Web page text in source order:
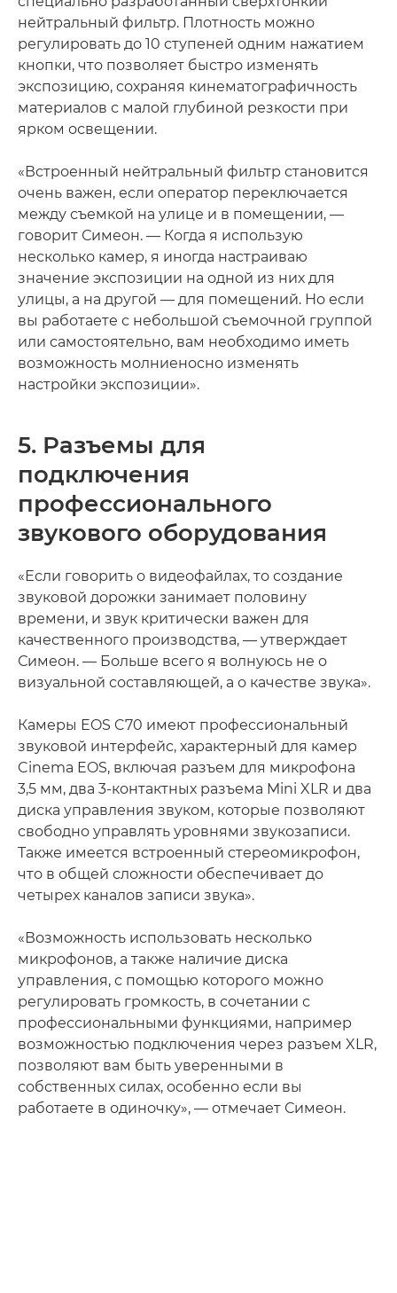
нейтральный фильтр. Плотность можно
регулировать до 10 ступеней одним нажатием
кнопки, что позволяет быстро изменять
экспозицию, сохраняя кинематографичность
материалов с малой глубиной резкости при
ярком освещении.
«Встроенный нейтральный фильтр становится
очень важен, если оператор переключается
между съемкой на улице и в помещении, —
говорит Симеон. — Когда я использую
несколько камер, я иногда настраиваю
значение экспозиции на одной из них для
улицы, а на другой — для помещений. Но если
вы работаете с небольшой съемочной группой
или самостоятельно, вам необходимо иметь
возможность молниеносно изменять
настройки экспозиции».
5. Разъемы для
подключения
профессионального
звукового оборудования
«Если говорить о видеофайлах, то создание
звуковой дорожки занимает половину
времени, и звук критически важен для
качественного производства, — утверждает
Симеон. — Больше всего я волнуюсь не о
визуальной составляющей, а о качестве звука».
Камеры EOS C70 имеют профессиональный
звуковой интерфейс, характерный для камер
Cinema EOS, включая разъем для микрофона
3,5 мм, два 3-контактных разъема Mini XLR и два
диска управления звуком, которые позволяют
свободно управлять уровнями звукозаписи.
Также имеется встроенный стереомикрофон,
что в общей сложности обеспечивает до
четырех каналов записи звука».
«Возможность использовать несколько
микрофонов, а также наличие диска
управления, с помощью которого можно
регулировать громкость, в сочетании с
профессиональными функциями, например
возможностью подключения через разъем XLR,
позволяют вам быть уверенными в
собственных силах, особенно если вы
работаете в одиночку», — отмечает Симеон.